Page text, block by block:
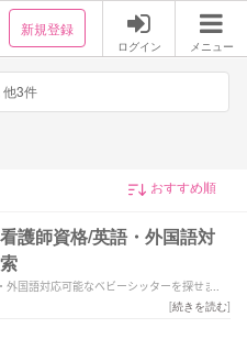
新規登録
ログイン メニュー
他3件
護師資格/英語・外国語対
国語対応可能なベビーシッターを探せま
時間まで積極的に受け入れます！」「子ど
[続きを読む]